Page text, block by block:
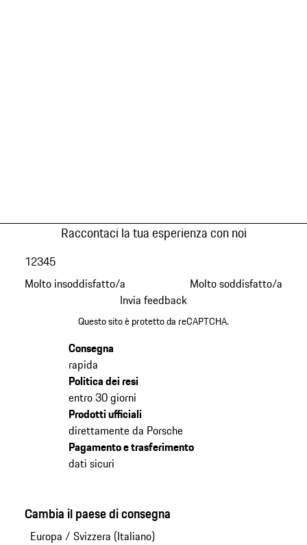
Raccontaci la tua esperienza con noi
Molto insoddisfatto/a
12345
Molto soddisfatto/a
Invia feedback
Questo sito è protetto da reCAPTCHA.
Consegna
rapida
Politica dei resi
entro 30 giorni
Prodotti ufficiali
direttamente da Porsche
Pagamento e trasferimento
dati sicuri
Cambia il paese di consegna
Europa / Svizzera (Italiano)